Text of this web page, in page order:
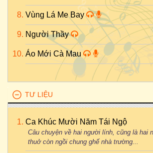
Vùng Lá Me Bay
Người Thầy
Áo Mới Cà Mau
TƯ LIỆU
Ca Khúc Mười Năm Tái Ngộ
Câu chuyện về hai người lính, cũng là hai
thuở còn ngồi chung ghế nhà trường...